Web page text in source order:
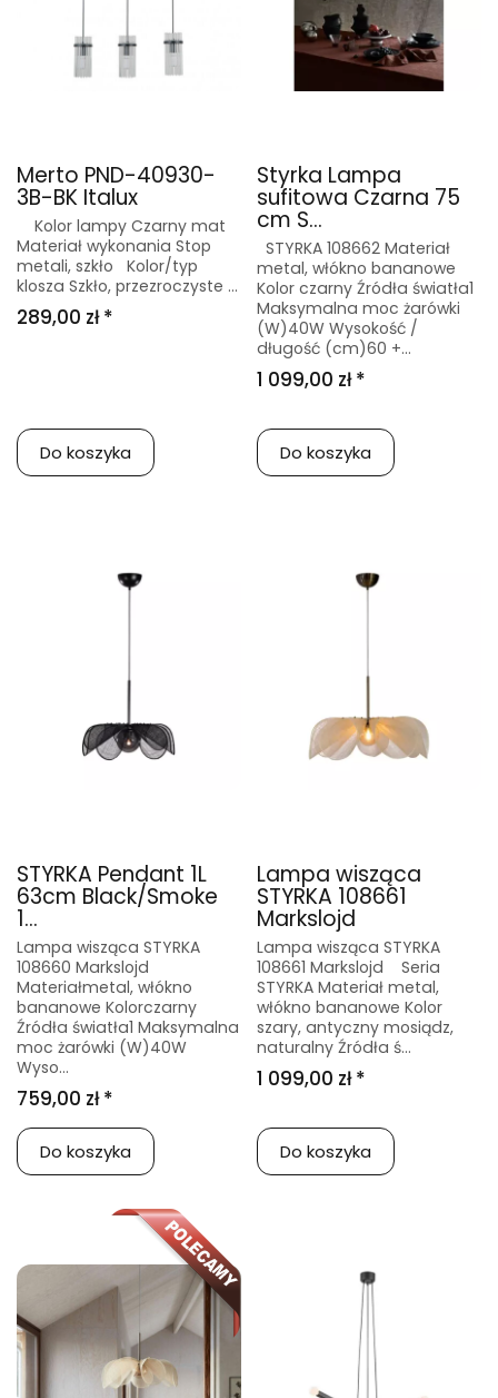
Merto PND-40930-
3B-BK Italux
Kolor lampy Czarny mat
Materiał wykonania Stop
metali, szkło Kolor/typ
klosza Szkło, przezroczyste ...
289,00 zł *
Do koszyka
Styrka Lampa
sufitowa Czarna 75
cm S...
STYRKA 108662 Materiał
metal, włókno bananowe
Kolor czarny Źródła światła1
Maksymalna moc żarówki
(W)40W Wysokość /
długość (cm)60 +...
1 099,00 zł *
Do koszyka
STYRKA Pendant 1L
63cm Black/Smoke
1...
Lampa wisząca STYRKA
108660 Markslojd
Materiałmetal, włókno
bananowe Kolorczarny
Źródła światła1 Maksymalna
moc żarówki (W)40W
Wyso...
759,00 zł *
Do koszyka
Lampa wisząca
STYRKA 108661
Markslojd
Lampa wisząca STYRKA
108661 Markslojd Seria
STYRKA Materiał metal,
włókno bananowe Kolor
szary, antyczny mosiądz,
naturalny Źródła ś...
1 099,00 zł *
Do koszyka